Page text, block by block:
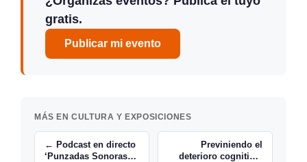
gratis.
Publicar mi evento
MÁS EN CULTURA Y EXPOSICIONES
← Podcast en directo
‘Punzadas Sonoras’
Previniendo el
deterioro cognitivo: